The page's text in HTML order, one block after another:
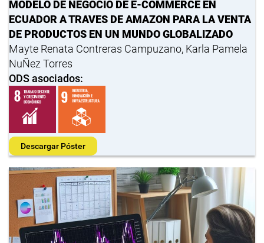
MODELO DE NEGOCIO DE E-COMMERCE EN
ECUADOR A TRAVES DE AMAZON PARA LA VENTA
DE PRODUCTOS EN UN MUNDO GLOBALIZADO
Mayte Renata Contreras Campuzano, Karla Pamela
NuÑez Torres
ODS asociados:
Descargar Póster